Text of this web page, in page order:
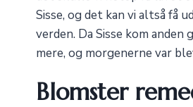
Sisse, og det kan vi altså få
verden. Da Sisse kom
mere, og morgenerne var
Blomster